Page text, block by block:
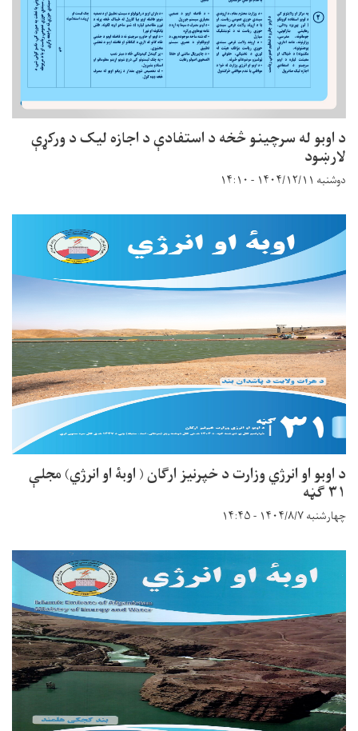
د اوﺑﻮ ﻟﻪ ﴎﭼﯿﻨﻮ څخه د اﺳﺘﻔﺎدې د اﺟﺎزه ﻟﯿﮏ د ورﮐړې
ﻻرښود
دوشنبه ۱۴۰۴/۱۲/۱۱ - ۱۴:۱۰
د اوبو او انرژي وزارت د خپرنیز ارګان ( اوبۀ او انرژي) مجلې
۳۱ ګڼه
چهارشنبه ۱۴۰۴/۸/۷ - ۱۴:۴۵